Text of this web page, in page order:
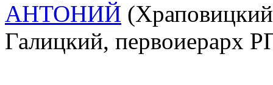
АНТОНИЙ
Галицкий, первоиерарх